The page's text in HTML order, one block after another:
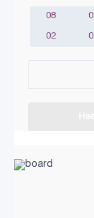
08
02